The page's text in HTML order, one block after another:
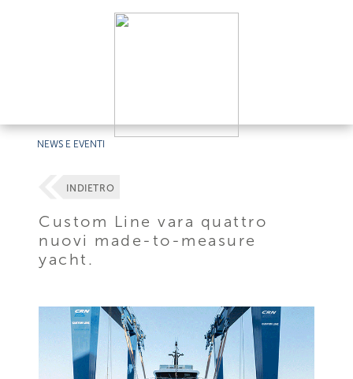
NEWS E EVENTI
INDIETRO
Custom Line vara quattro
nuovi made-to-measure
yacht.